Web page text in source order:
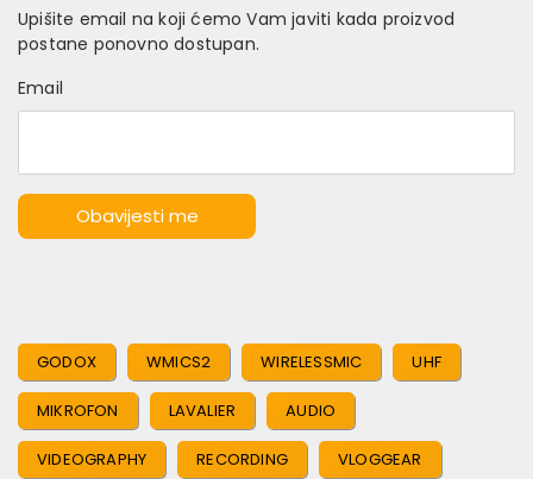
Upišite email na koji ćemo Vam javiti kada proizvod
postane ponovno dostupan.
Email
Obavijesti me
GODOX WMICS2 WIRELESSMIC UHF
MIKROFON LAVALIER AUDIO
VIDEOGRAPHY RECORDING VLOGGEAR